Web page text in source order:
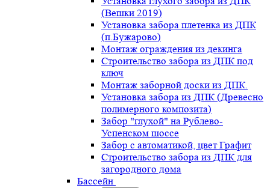
(Вешки 2019)
Установка забора плетенка из ДПК
(п.Бужарово)
Монтаж ограждения из декинга
Строительство забора из ДПК под
ключ
Монтаж заборной доски из ДПК.
Установка забора из ДПК (Древесно
полимерного композита)
Забор "глухой" на Рублево-
Успенском шоссе
Забор с автоматикой, цвет Графит
Строительство забора из ДПК для
загородного дома
Бассейн